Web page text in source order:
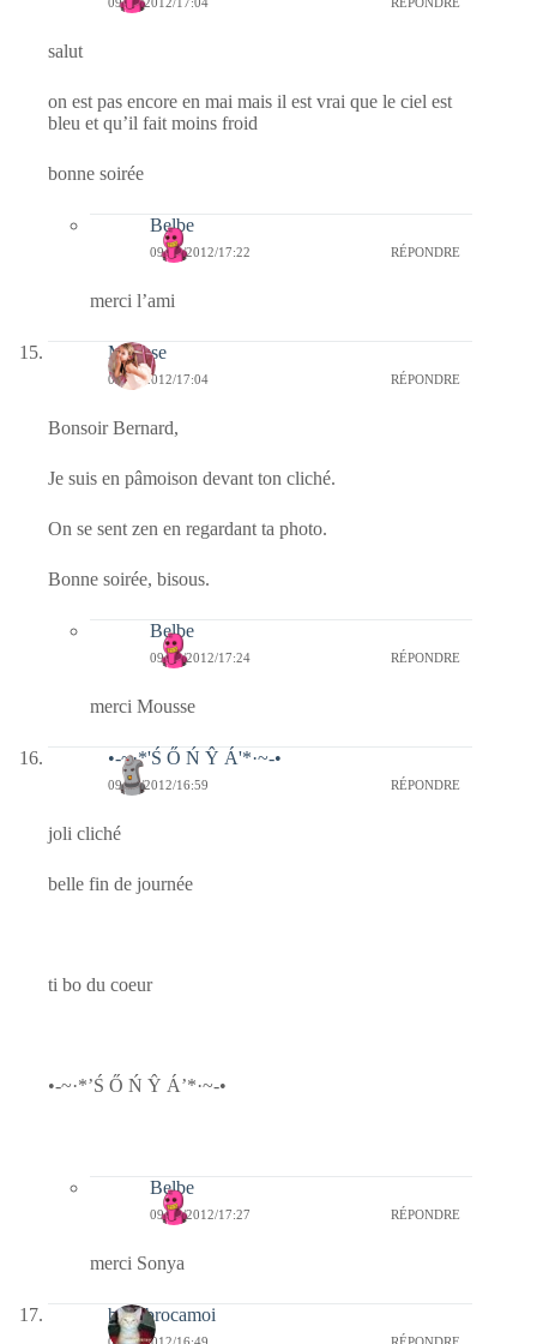
salut
on est pas encore en mai mais il est vrai que le ciel est
bleu et qu’il fait moins froid
bonne soirée
Belbe
09/02/2012/17:22 RÉPONDRE
merci l’ami
Mousse
09/02/2012/17:04 RÉPONDRE
Bonsoir Bernard,
Je suis en pâmoison devant ton cliché.
On se sent zen en regardant ta photo.
Bonne soirée, bisous.
Belbe
09/02/2012/17:24 RÉPONDRE
merci Mousse
•-~·*'Ś Ő Ń Ŷ Á'*·~-•
09/02/2012/16:59 RÉPONDRE
joli cliché
belle fin de journée
ti bo du coeur
•-~·*’Ś Ő Ń Ŷ Á’*·~-•
Belbe
09/02/2012/17:27 RÉPONDRE
merci Sonya
bricabrocamoi